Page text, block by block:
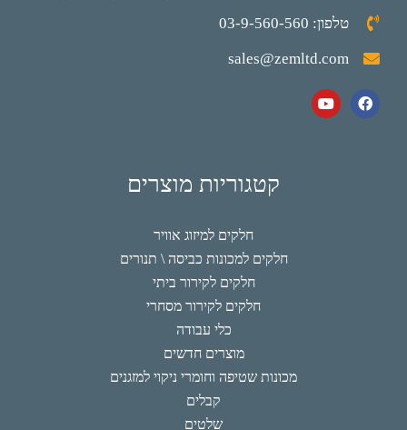
טלפון: 03-9-560-560
sales@zemltd.com
קטגוריות מוצרים
חלקים למיזוג אוויר
חלקים למכונות כביסה \ תנורים
חלקים לקירור ביתי
חלקים לקירור מסחרי
כלי עבודה
מוצרים חדשים
מכונות שטיפה וחומרי ניקוי למזגנים
קבלים
שלטים